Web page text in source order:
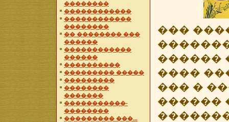
��������
������������
������������
��������
�� �������� ���
������
������������
������
����������
��������� �����
���������
��������
�������
�����������-
��������
��������� ���...
���
������
����
��� �
������